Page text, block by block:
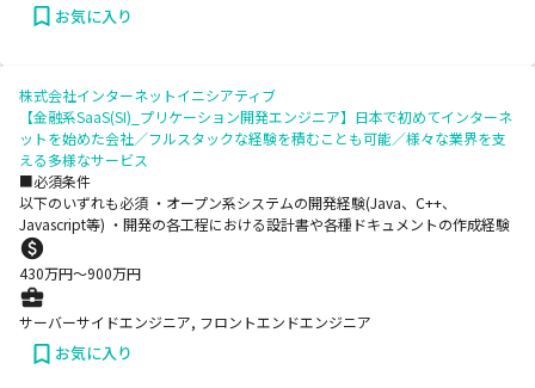
お気に入り
株式会社インターネットイニシアティブ
【金融系SaaS(SI)_プリケーション開発エンジニア】日本で初めてインターネ
ットを始めた会社／フルスタックな経験を積むことも可能／様々な業界を支
える多様なサービス
■必須条件
以下のいずれも必須 ・オープン系システムの開発経験(Java、C++、
Javascript等) ・開発の各工程における設計書や各種ドキュメントの作成経験
430万円〜900万円
サーバーサイドエンジニア, フロントエンドエンジニア
お気に入り